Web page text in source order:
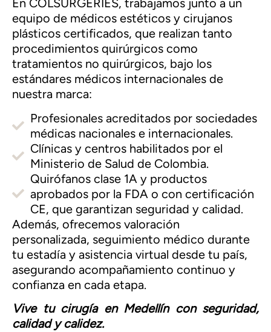
En COLSURGERIES, trabajamos junto a un
equipo de médicos estéticos y cirujanos
plásticos certificados, que realizan tanto
procedimientos quirúrgicos como
tratamientos no quirúrgicos, bajo los
estándares médicos internacionales de
nuestra marca:
Profesionales acreditados por sociedades
médicas nacionales e internacionales.
Clínicas y centros habilitados por el
Ministerio de Salud de Colombia.
Quirófanos clase 1A y productos
aprobados por la FDA o con certificación
CE, que garantizan seguridad y calidad.
Además, ofrecemos valoración
personalizada, seguimiento médico durante
tu estadía y asistencia virtual desde tu país,
asegurando acompañamiento continuo y
confianza en cada etapa.
Vive tu cirugía en Medellín con seguridad,
calidad y calidez.